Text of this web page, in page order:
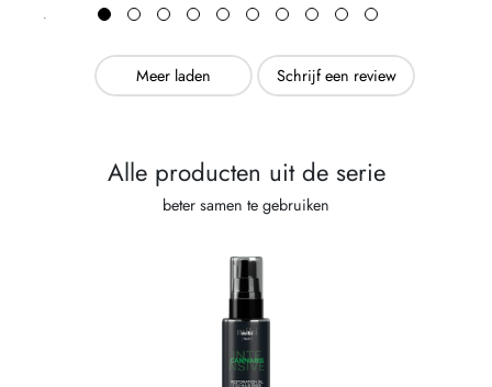
Meer laden Schrijf een review
Alle producten uit de serie
beter samen te gebruiken